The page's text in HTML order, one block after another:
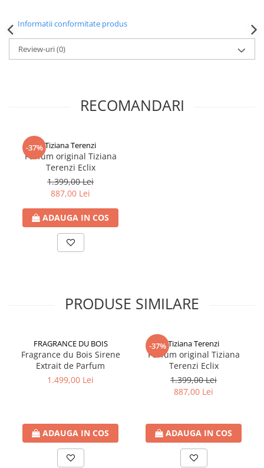
Informatii conformitate produs
Review-uri(0)
RECOMANDARI
-37%Tiziana Terenzi
Parfum original Tiziana
Terenzi Eclix
1.399,00 Lei
887,00 Lei
ADAUGA IN COS
PRODUSE SIMILARE
FRAGRANCE DU BOIS
Fragrance du Bois Sirene
Extrait de Parfum
1.499,00 Lei
ADAUGA IN COS
-37%Tiziana Terenzi
Parfum original Tiziana
Terenzi Eclix
1.399,00 Lei
887,00 Lei
ADAUGA IN COS